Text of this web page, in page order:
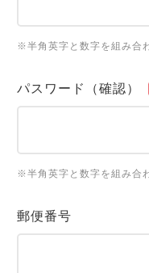
※半角英字と数字を組み合
パスワード（確認）
※半角英字と数字を組み合
郵便番号